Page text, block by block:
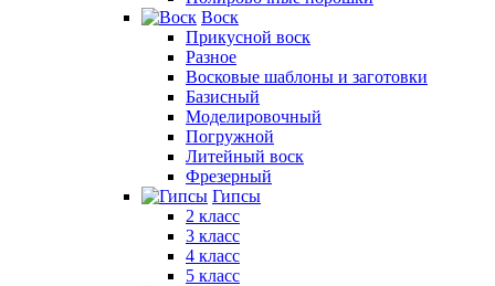
Воск
Прикусной воск
Разное
Восковые шаблоны и заготовки
Базисный
Моделировочный
Погружной
Литейный воск
Фрезерный
Гипсы
2 класс
3 класс
4 класс
5 класс